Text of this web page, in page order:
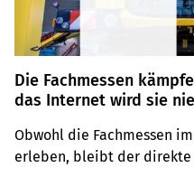
Die Fachmessen
das Internet wird sie nie
Obwohl die Fachmessen
erleben, bleibt der direkte